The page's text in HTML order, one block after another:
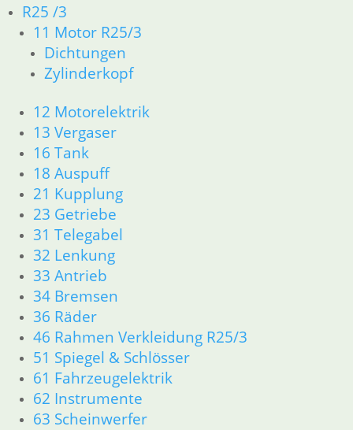
R25 /3
11 Motor R25/3
Dichtungen
Zylinderkopf
12 Motorelektrik
13 Vergaser
16 Tank
18 Auspuff
21 Kupplung
23 Getriebe
31 Telegabel
32 Lenkung
33 Antrieb
34 Bremsen
36 Räder
46 Rahmen Verkleidung R25/3
51 Spiegel & Schlösser
61 Fahrzeugelektrik
62 Instrumente
63 Scheinwerfer
zzgl.Versandkosten
In den Warenkorb
Auspuffdichtring /
Krümmerdichtung
1,50€
Artikelnummer: 9963470
inkl. MwSt.
zzgl.Versandkosten
In den Warenkorb
Auspuffmutter von R25 bis
R69/S
19,80€
Artikelnummer: 4090110
inkl. MwSt.
zzgl. Versandkosten
In den Warenkorb
Shop
Ersatzteile nach Modell